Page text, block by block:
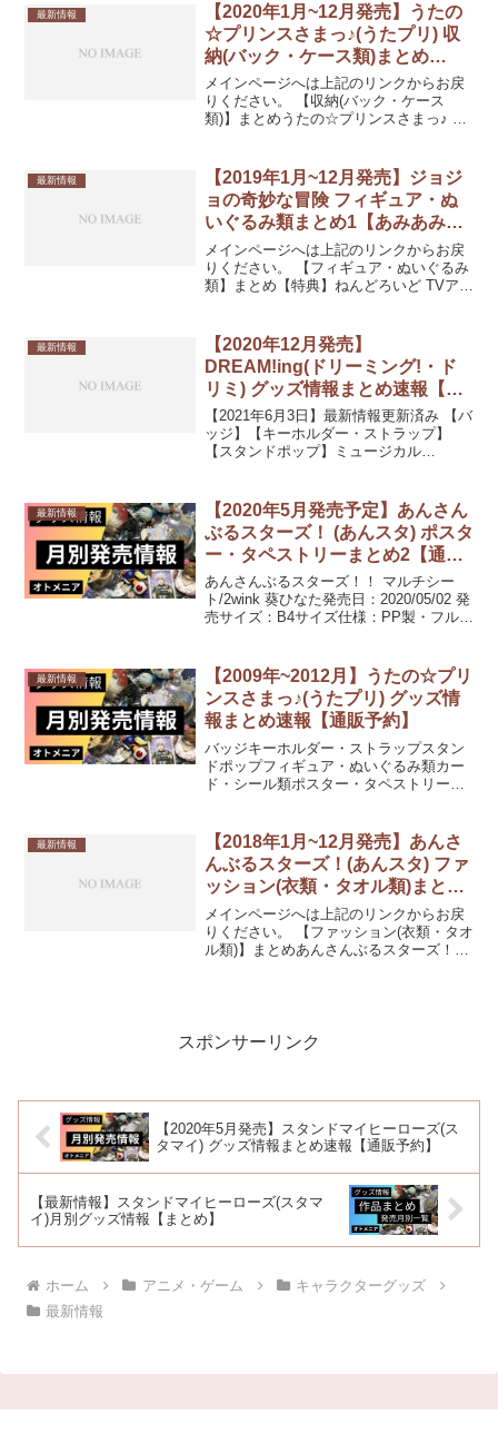
最新情報
【2020年1月~12月発売】うたの
☆プリンスさまっ♪(うたプリ) 収
納(バック・ケース類)まとめ
3【あみあみ通販予約】
メインページへは上記のリンクからお戻
りください。 【収納(バック・ケース
類)】まとめうたの☆プリンスさまっ♪ ス
10%OFF 540円(...
最新情報
【2019年1月~12月発売】ジョジ
ョの奇妙な冒険 フィギュア・ぬ
いぐるみ類まとめ1【あみあみ通
販予約】
メインページへは上記のリンクからお戻
りください。 【フィギュア・ぬいぐるみ
類】まとめ【特典】ねんどろいど TVアニ
SMILE ONLINE SHOP、MEDICO...
最新情報
【2020年12月発売】
DREAM!ing(ドリーミング!・ド
リミ) グッズ情報まとめ速報【ア
ニメイト通販予約】
【2021年6月3日】最新情報更新済み 【バ
ッジ】【キーホルダー・ストラップ】
【スタンドポップ】ミュージカル
1,001円(税込)ミュージカル「D...
最新情報
【2020年5月発売予定】あんさん
ぶるスターズ！ (あんスタ) ポスタ
ー・タペストリーまとめ2【通販
予約】
あんさんぶるスターズ！！ マルチシー
ト/2wink 葵ひなた発売日：2020/05/02 発
売サイズ：B4サイズ仕様：PP製・フルカ
2020/05/02 発売...
最新情報
【2009年~2012月】うたの☆プリ
ンスさまっ♪(うたプリ) グッズ情
報まとめ速報【通販予約】
バッジキーホルダー・ストラップスタン
ドポップフィギュア・ぬいぐるみ類カー
ド・シール類ポスター・タペストリー文
セサリー・コスメ)収納(バック・ケース
類)キッチン用品...
最新情報
【2018年1月~12月発売】あんさ
んぶるスターズ！(あんスタ) ファ
ッション(衣類・タオル類)まとめ
2【あみあみ通販予約】
メインページへは上記のリンクからお戻
りください。 【ファッション(衣類・タオ
ル類)】まとめあんさんぶるスターズ！×
スポンサーリンク
【2020年5月発売】スタンドマイヒーローズ(ス
タマイ) グッズ情報まとめ速報【通販予約】
【最新情報】スタンドマイヒーローズ(スタマ
イ)月別グッズ情報【まとめ】
ホーム アニメ・ゲーム
キャラクターグッズ
最新情報